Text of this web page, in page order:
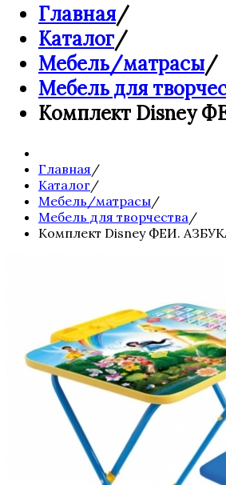
Главная/
Каталог/
Мебель/матрасы/
Мебель для
Комплект Disney
Главная /
Каталог /
Мебель/матрасы/
Мебель для творчества /
Комплект Disney ФЕИ.